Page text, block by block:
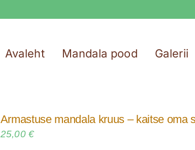
Avaleht Mandala pood Galerii
Armastuse mandala kruus – kaitse oma
25,00€